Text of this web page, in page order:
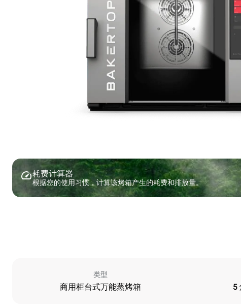
耗费计算器
根据您的使用习惯，计算该烤箱产生的耗费和排放量。
类型
商用柜台式万能蒸烤箱 5